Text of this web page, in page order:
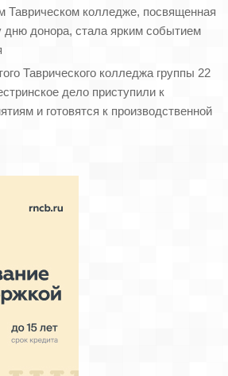
Таврическом колледже, посвященная
донора, стала ярким событием
Таврического колледжа группы 22
дело приступили к
и готовятся к производственной